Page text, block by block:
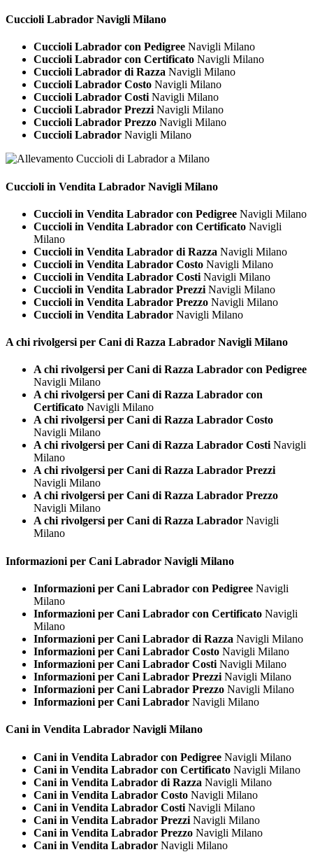
Cuccioli Labrador Navigli Milano
Cuccioli Labrador con Pedigree Navigli Milano
Cuccioli Labrador con Certificato Navigli Milano
Cuccioli Labrador di Razza Navigli Milano
Cuccioli Labrador Costo Navigli Milano
Cuccioli Labrador CostiNavigli Milano
Cuccioli Labrador PrezziNavigli Milano
Cuccioli Labrador Prezzo Navigli Milano
Cuccioli Labrador Navigli Milano
Cuccioli in Vendita Labrador Navigli Milano
Cuccioli in Vendita Labrador con Pedigree Navigli Milano
Cuccioli in Vendita Labrador con Certificato Navigli
Milano
Cuccioli in Vendita Labrador di Razza Navigli Milano
Cuccioli in Vendita Labrador Costo Navigli Milano
Cuccioli in Vendita Labrador Costi Navigli Milano
Cuccioli in Vendita Labrador Prezzi Navigli Milano
Cuccioli in Vendita Labrador Prezzo Navigli Milano
Cuccioli in Vendita Labrador Navigli Milano
A chi rivolgersi per Cani di Razza Labrador Navigli Milano
A chi rivolgersi per Cani di Razza Labrador con Pedigree
Navigli Milano
A chi rivolgersi per Cani di Razza Labrador con
Certificato Navigli Milano
A chi rivolgersi per Cani di Razza Labrador Costo
Navigli Milano
A chi rivolgersi per Cani di Razza Labrador CostiNavigli
Milano
A chi rivolgersi per Cani di Razza Labrador Prezzi
Navigli Milano
A chi rivolgersi per Cani di Razza Labrador Prezzo
Navigli Milano
A chi rivolgersi per Cani di Razza Labrador Navigli
Milano
Informazioni per Cani Labrador Navigli Milano
Informazioni per Cani Labrador con Pedigree Navigli
Milano
Informazioni per Cani Labrador con Certificato Navigli
Milano
Informazioni per Cani Labrador di Razza Navigli Milano
Informazioni per Cani Labrador Costo Navigli Milano
Informazioni per Cani Labrador Costi Navigli Milano
Informazioni per Cani Labrador Prezzi Navigli Milano
Informazioni per Cani Labrador Prezzo Navigli Milano
Informazioni per Cani Labrador Navigli Milano
Cani in Vendita Labrador Navigli Milano
Cani in Vendita Labrador con Pedigree Navigli Milano
Cani in Vendita Labrador con Certificato Navigli Milano
Cani in Vendita Labrador di Razza Navigli Milano
Cani in Vendita Labrador Costo Navigli Milano
Cani in Vendita Labrador Costi Navigli Milano
Cani in Vendita Labrador Prezzi Navigli Milano
Cani in Vendita Labrador Prezzo Navigli Milano
Cani in Vendita Labrador Navigli Milano